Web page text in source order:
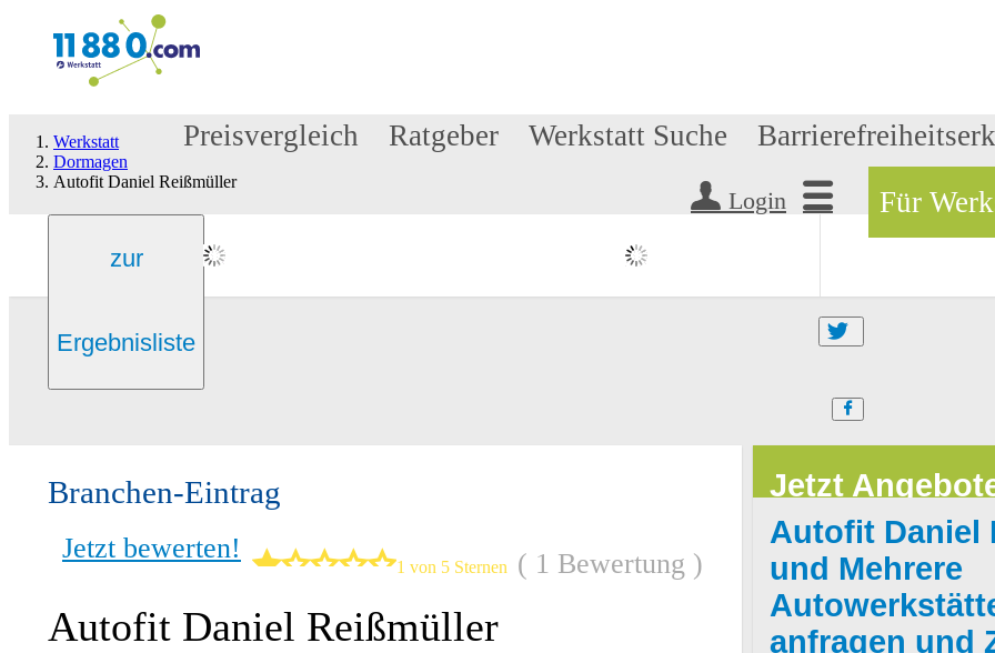
Preisvergleich Ratgeber Werkstatt Suche
Login Für
Werkstatt
Dormagen
Autofit Daniel Reißmüller
zur
Ergebnisliste
Branchen-Eintrag
Jetzt bewerten!
1 von 5 Sternen 1 Bewertung
Autofit Daniel Reißmüller
Jetzt
einholen! Jetzt
und Mehrere
anfragen und